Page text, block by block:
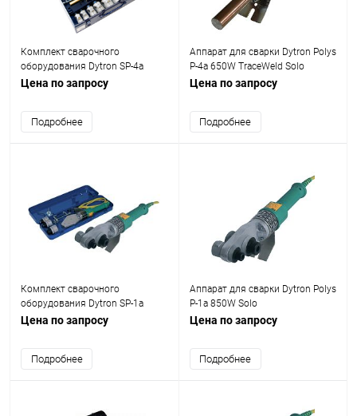
Комплект сварочного
оборудования Dytron SP-4a
650W TraceWeld Profi blue
Цена по запросу
Подробнее
Аппарат для сварки Dytron Polys
P-4a 650W TraceWeld Solo
Цена по запросу
Подробнее
Комплект сварочного
оборудования Dytron SP-1a
850W Mini black
Цена по запросу
Подробнее
Аппарат для сварки Dytron Polys
P-1a 850W Solo
Цена по запросу
Подробнее